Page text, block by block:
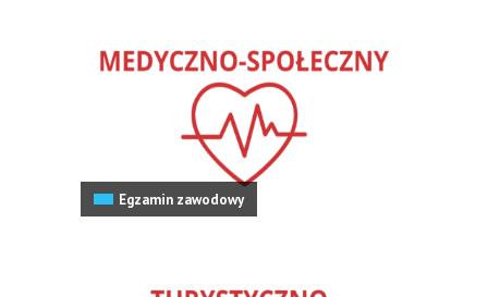
Egzamin zawodowy